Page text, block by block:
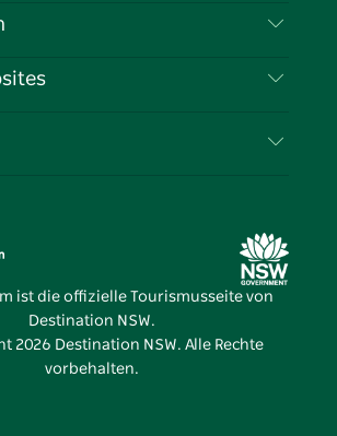
in NSW
Medienzentrum
ist die offizielle Tourismusseite von
Destination NSW.
2026 Destination NSW. Alle Rechte
vorbehalten.